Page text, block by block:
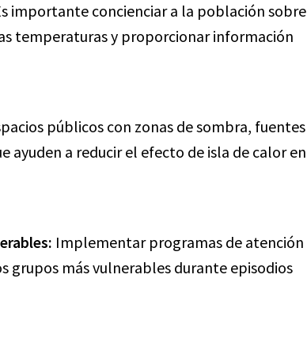
importante concienciar a la población sobre
temperaturas y proporcionar información
públicos con zonas de sombra, fuentes
ayuden a reducir el efecto de isla de calor en
Implementar programas de atención
grupos más vulnerables durante episodios